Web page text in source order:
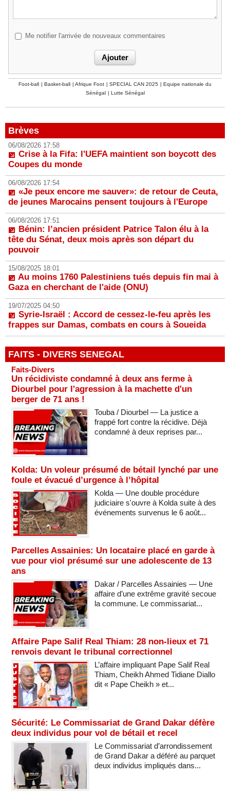
Me notifier l'arrivée de nouveaux commentaires
Foot-ball Basket-ball Afrique Foot SPECIAL CAN 2025
Equipe nationale du
Sénégal
Lutte Sénégal
Brèves
06/08/2026 17:58
Crise à la Fifa: l'UEFA maintient son boycott des
Coupes du monde
06/08/2026 17:54
«Je peux encore me sauver»: de retour de Ceuta,
de jeunes Marocains pensent toujours à l'Europe
06/08/2026 17:51
Bénin: l’ancien président Patrice Talon élu à la
tête du Sénat, deux mois après son départ du
pouvoir
15/08/2025 18:01
Au moins 1760 Palestiniens tués depuis fin mai à
Gaza en cherchant de l'aide (ONU)
19/07/2025 04:50
Syrie-Israël : Accord de cessez-le-feu après les
frappes sur Damas, combats en cours à Soueida
FAITS - DIVERS SENEGAL
Faits-Divers
Un récidiviste condamné à deux ans ferme à
Diourbel pour l'agression à la machette d'un
berger de 71 ans !
Touba / Diourbel — La justice a
frappé fort contre la récidive. Déjà
condamné à deux reprises par...
Kolda: Un voleur présumé de bétail lynché par une
foule et évacué d’urgence à l’hôpital
Kolda — Une double procédure
judiciaire s'ouvre à Kolda suite à des
événements survenus le 6 août...
Parcelles Assainies: Un locataire placé en garde à
vue pour viol présumé sur une adolescente de 13
ans
Dakar / Parcelles Assainies — Une
affaire d’une extrême gravité secoue
la commune. Le commissariat...
Affaire Pape Salif Real Thiam: 28 non-lieux et 71
renvois devant le tribunal correctionnel
L’affaire impliquant Pape Salif Real
Thiam, Cheikh Ahmed Tidiane Diallo
dit « Pape Cheikh » et...
Sécurité: Le Commissariat de Grand Dakar défère
deux individus pour vol de bétail et recel
Le Commissariat d’arrondissement
de Grand Dakar a déféré au parquet
deux individus impliqués dans...